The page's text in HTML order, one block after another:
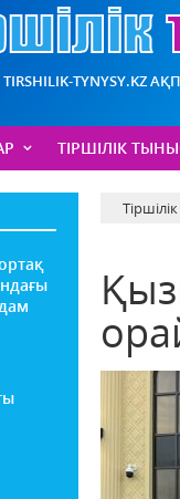
TIRSHILIK-TYNYSY.KZ
ТІРШІЛІК